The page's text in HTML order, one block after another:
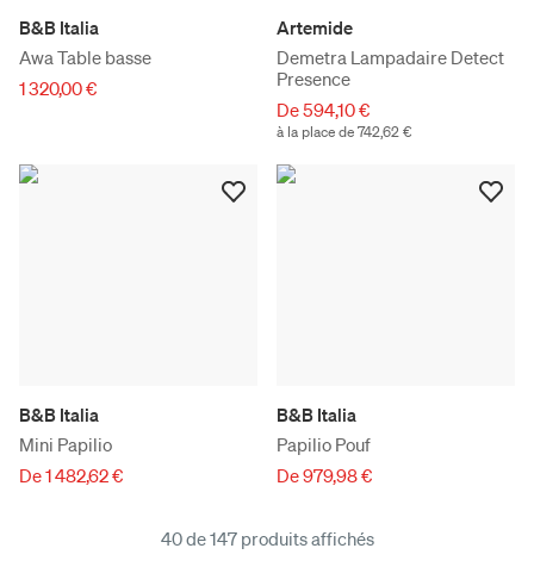
B&B Italia
Awa Table basse
1 320,00 €
Artemide
Demetra Lampadaire Detect
Presence
De 594,10 €
à la place de 742,62 €
B&B Italia
Mini Papilio
De 1 482,62 €
B&B Italia
Papilio Pouf
De 979,98 €
40 de 147 produits affichés